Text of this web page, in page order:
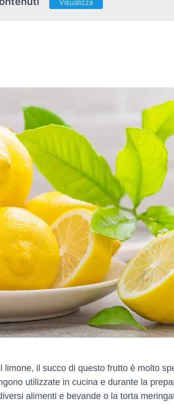
Visualizza
il succo di questo frutto è molto
utilizzate in cucina e durante la
alimenti e bevande o la torta